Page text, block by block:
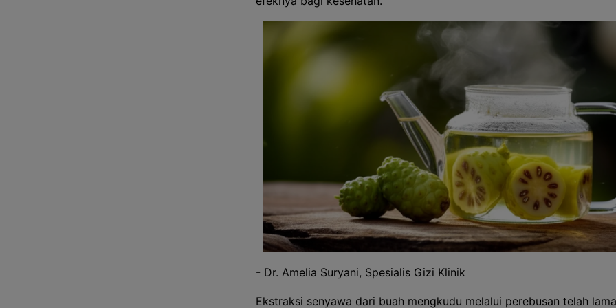
- Dr. Amelia Suryani, Spesialis Gizi Klinik
Ekstraksi senyawa dari buah mengkudu melalui perebusan telah lama